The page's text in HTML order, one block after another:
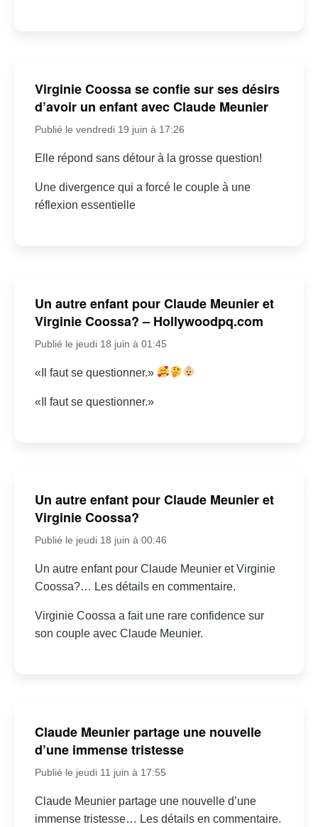
Virginie Coossa se confie sur ses désirs
d’avoir un enfant avec Claude Meunier
Publié le vendredi 19 juin à 17:26
Elle répond sans détour à la grosse question!
Une divergence qui a forcé le couple à une
réflexion essentielle
Un autre enfant pour Claude Meunier et
Virginie Coossa? – Hollywoodpq.com
Publié le jeudi 18 juin à 01:45
«Il faut se questionner.»
«Il faut se questionner.»
Un autre enfant pour Claude Meunier et
Virginie Coossa?
Publié le jeudi 18 juin à 00:46
Un autre enfant pour Claude Meunier et Virginie
Coossa?… Les détails en commentaire.
Virginie Coossa a fait une rare confidence sur
son couple avec Claude Meunier.
Claude Meunier partage une nouvelle
d’une immense tristesse
Publié le jeudi 11 juin à 17:55
Claude Meunier partage une nouvelle d’une
immense tristesse… Les détails en commentaire.